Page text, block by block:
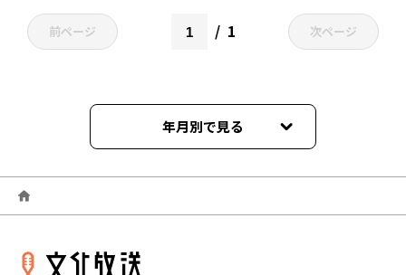
前ページ 1 次ページ
年月別で見る
2024年11月
2024年05月
2024年04月